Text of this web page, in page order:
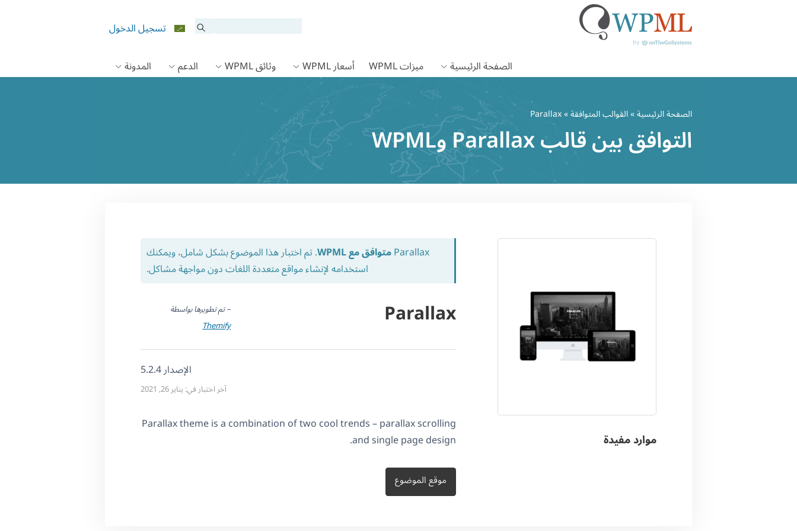
تسجيل الدخول
الصفحة الرئيسية
ميزات WPML أسعار WPML وثائق WPML الدعم المدونة
الصفحة الرئيسية»القوالب المتوافقة» Parallax
التوافق بين قالب Parallax وWPML
موارد مفيدة
Parallaxمتوافق مع WPML
. تم اختبار هذا الموضوع بشكل شامل، ويمكنك
استخدامه لإنشاء مواقع متعددة اللغات دون مواجهة مشاكل.
Parallax
– تم تطويرها بواسطة
Themify
الإصدار 5.2.4
آخر اختبار في: يناير 26, 2021
Parallax theme is a combination of two cool trends – parallax scrolling
and single page design.
موقع الموضوع